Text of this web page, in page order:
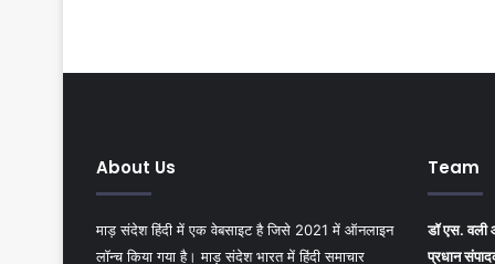
About Us
माड़ संदेश हिंदी में एक वेबसाइट है जिसे 2021 में ऑनलाइन
लॉन्च किया गया है। माड़ संदेश भारत में हिंदी समाचार
Team
डॉ एस. वली
प्रधान